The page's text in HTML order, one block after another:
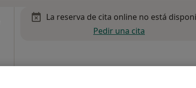
La reserva de cita online no está
Pedir una cita